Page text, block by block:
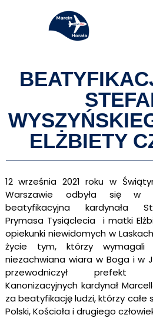
ELŻBIETY
12 września 2021 roku w
Warszawie odbyła się w
beatyfikacyjna kardynała
Prymasa Tysiąclecia i matki
opiekunki niewidomych w
życie tym, którzy wymagali
niezachwiana wiara w Boga i w
przewodniczył prefekt
Kanonizacyjnych kardynał
za beatyfikację ludzi, którzy całe
Polski, Kościoła i drugiego